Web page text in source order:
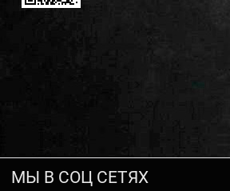
МЫ В СОЦ СЕТЯХ